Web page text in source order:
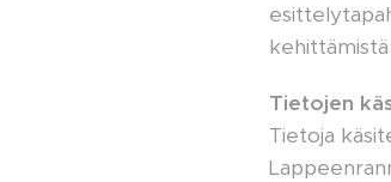
Tietojen
Tietoja